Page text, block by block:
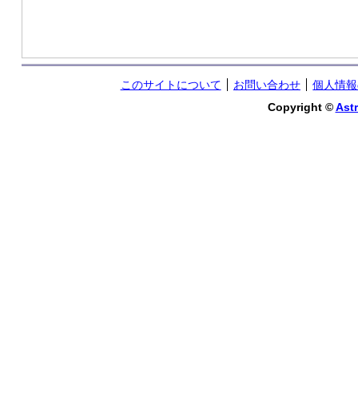
このサイトについて お問い合わせ
個人情
Copyright ©